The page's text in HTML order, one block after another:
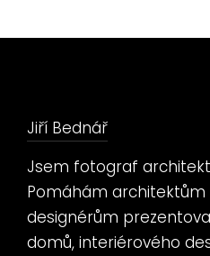
Jiří Bednář
Jsem fotograf
Pomáhám
designérům
domů, interiérového